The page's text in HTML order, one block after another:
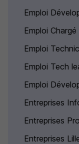
Emploi
Emploi
Emploi
Emploi Tech
Emploi
Entreprises
Entreprises
Entreprises